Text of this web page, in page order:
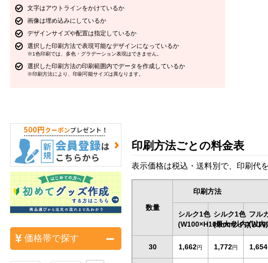
文字はアウトラインをかけているか
画像は埋め込みにしているか
デザインサイズや配置は指定しているか
選択した印刷方法で表現可能なデザインになっているか
※1色印刷では、多色・グラデーション表現はできません。
選択した印刷方法の印刷範囲内でデータを作成しているか
※印刷方法により、印刷可能サイズは異なります。
価格帯で探す
印刷方法ごとの料金表
表示価格は税込・送料別で、印刷代
数量
印刷方法
シルク1色
(W100×H100mm以内)
シルク1色
(最大サイズ以内)
フル
30 1,662円 1,772円 1,654